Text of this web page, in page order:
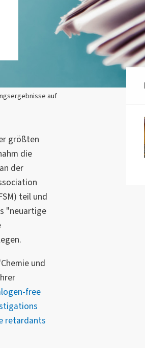
auf
größten
die
der
teil und
"neuartige
und
free
retardants